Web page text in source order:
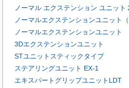
ノーマル エクステンション ユニット
ノーマルエクステンションユニット
ノーマルエクステンションユニット
3Dエクステンションユニット
STユニットスティックタイプ
ステアリングユニット EX-1
エキスパートグリップユニットLDT